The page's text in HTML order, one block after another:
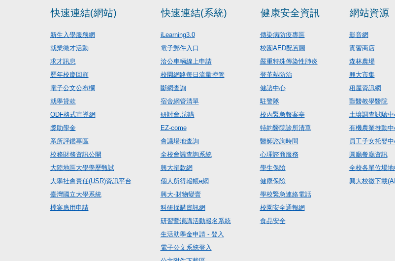
快速連結(網站)
新生入學服務網
就業徵才活動
求才訊息
歷年校慶回顧
電子公文公布欄
就學貸款
ODF格式宣導網
獎助學金
系所評鑑專區
校務財務資訊公開
大陸地區大學學歷甄試
大學社會責任(USR)資訊平台
臺灣國立大學系統
檔案應用申請
快速連結(系統)
iLearning3.0
電子郵件入口
洽公車輛線上申請
校園網路每日流量控管
斷網查詢
宿舍網管清單
研討會.演講
EZ-come
會議場地查詢
全校會議查詢系統
興大捐款網
個人所得報帳e網
興大-財物變賣
科研採購資訊網
研習暨演講活動報名系統
生活助學金申請 - 登入
電子公文系統登入
健康安全資訊
傳染病防疫專區
校園AED配置圖
嚴重特殊傳染性肺炎
登革熱防治
健諮中心
駐警隊
校內緊急報案亭
特約醫院診所清單
醫師諮詢時間
心理諮商服務
學生保險
健康保險
學校緊急連絡電話
校園安全通報網
食品安全
網站資源
影音網
實習商店
森林農場
興大市集
租屋資訊網
獸醫教學醫院
土壤調查試驗中
有機農業推動中
員工子女托嬰
圓廳餐廳資訊
全校各單位場
興大校徽下載